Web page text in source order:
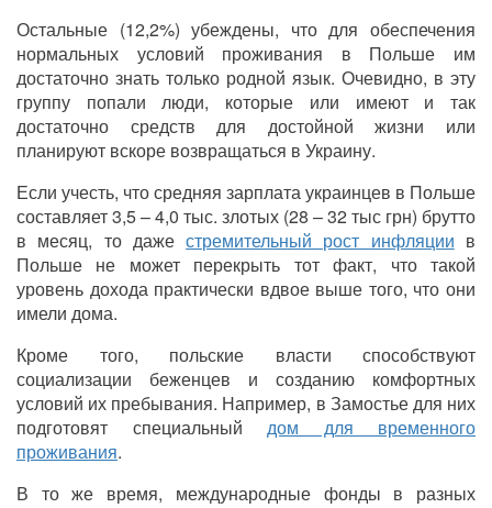
Остальные (12,2%) убеждены, что для обеспечения
нормальных условий проживания в Польше им
достаточно знать только родной язык. Очевидно, в эту
группу попали люди, которые или имеют и так
достаточно средств для достойной жизни или
планируют вскоре возвращаться в Украину.
Если учесть, что средняя зарплата украинцев в Польше
составляет 3,5 – 4,0 тыс. злотых (28 – 32 тыс грн) брутто
в месяц, то дажестремительный рост инфляции в
Польше не может перекрыть тот факт, что такой
уровень дохода практически вдвое выше того, что они
имели дома.
Кроме того, польские власти способствуют
социализации беженцев и созданию комфортных
условий их пребывания. Например, в Замостье для них
подготовят специальный дом для временного
проживания.
В то же время, международные фонды в разных